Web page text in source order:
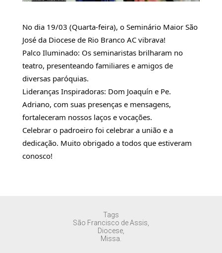
No dia 19/03 (Quarta-feira), o Seminário Maior São
José da Diocese de Rio Branco AC vibrava!
Palco Iluminado: Os seminaristas brilharam no
teatro, presenteando familiares e amigos de
diversas paróquias.
Lideranças Inspiradoras: Dom Joaquín e Pe.
Adriano, com suas presenças e mensagens,
fortaleceram nossos laços e vocações.
Celebrar o padroeiro foi celebrar a união e a
dedicação. Muito obrigado a todos que estiveram
conosco!
Tags
São Francisco de Assis,
Diocese,
Missa.